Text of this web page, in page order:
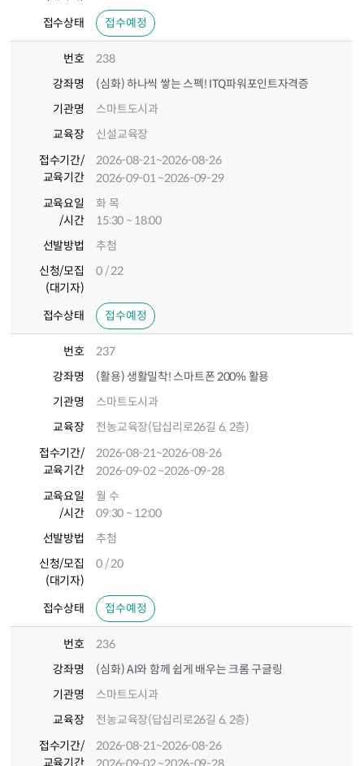
접수상태 접수예정
번호
238
강좌명
(심화) 하나씩 쌓는 스펙! ITQ파워포인트자격증
기관명
스마트도시과
교육장
신설교육장
접수기간/
교육기간
2026-08-21~2026-08-26
2026-09-01~2026-09-29
교육요일
/시간
화 목
15:30 ~ 18:00
선발방법
추첨
신청/모집
(대기자)
0 / 22
접수상태 접수예정
번호
237
강좌명
(활용) 생활밀착! 스마트폰 200% 활용
기관명
스마트도시과
교육장
전농교육장(답십리로26길 6, 2층)
접수기간/
교육기간
2026-08-21~2026-08-26
2026-09-02~2026-09-28
교육요일
/시간
월 수
09:30 ~ 12:00
선발방법
추첨
신청/모집
(대기자)
0 / 20
접수상태 접수예정
번호
236
강좌명
(심화) AI와 함께 쉽게 배우는 크롬 구글링
기관명
스마트도시과
교육장
전농교육장(답십리로26길 6, 2층)
접수기간/
교육기간
2026-08-21~2026-08-26